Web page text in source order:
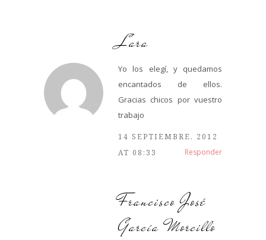
Lara
Yo los elegí, y quedamos
encantados de ellos.
Gracias chicos por vuestro
trabajo
14 SEPTIEMBRE, 2012
AT 08:33
Responder
Francisco José
García Morcillo